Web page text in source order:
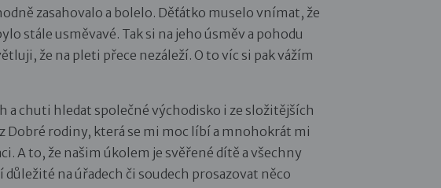
zasahovalo a bolelo. Děťátko muselo vnímat, že
stále usměvavé. Tak si na jeho úsměv a pohodu
že na pleti přece nezáleží. O to víc si pak vážím
a chuti hledat společné východisko i ze složitějších
Dobré rodiny, která se mi moc líbí a mnohokrát mi
A to, že našim úkolem je svěřené dítě a všechny
na úřadech či soudech prosazovat něco